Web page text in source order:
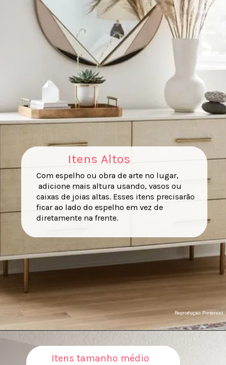
Itens Altos
Com espelho ou obra de arte no lugar,
adicione mais altura usando, vasos ou
caixas de joias altas. Esses itens precisarão
ficar ao lado do espelho em vez de
diretamente na frente.
Reproduçao: Pinterest
Itens tamanho médio